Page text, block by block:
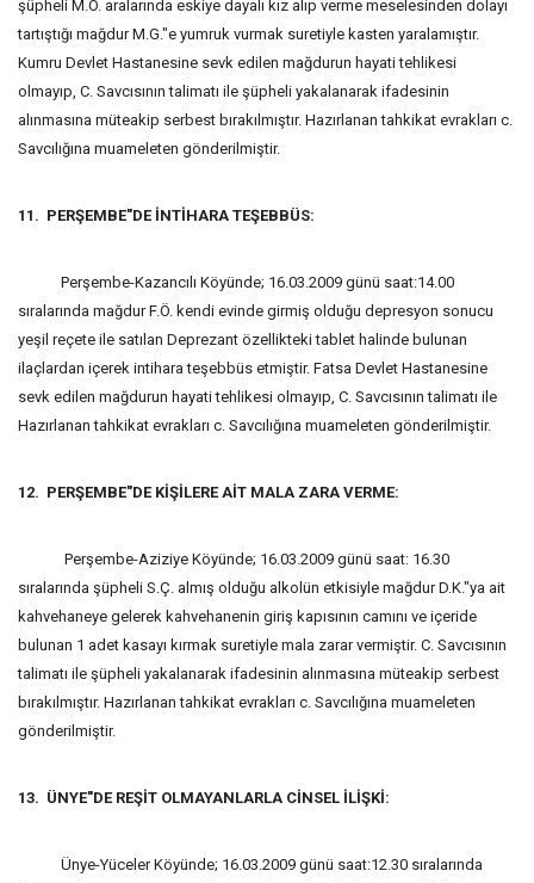
şüpheli M.Ö. aralarında eskiye dayalı kız alıp verme meselesinden dolayı
tartıştığı mağdur M.G."e yumruk vurmak suretiyle kasten yaralamıştır.
Kumru Devlet Hastanesine sevk edilen mağdurun hayati tehlikesi
olmayıp, C. Savcısının talimatı ile şüpheli yakalanarak ifadesinin
alınmasına müteakip serbest bırakılmıştır. Hazırlanan tahkikat evrakları c.
Savcılığına muameleten gönderilmiştir.
11. PERŞEMBE"DE İNTİHARA TEŞEBBÜS:
Perşembe-Kazancılı Köyünde; 16.03.2009 günü saat:14.00
sıralarında mağdur F.Ö. kendi evinde girmiş olduğu depresyon sonucu
yeşil reçete ile satılan Deprezant özellikteki tablet halinde bulunan
ilaçlardan içerek intihara teşebbüs etmiştir. Fatsa Devlet Hastanesine
sevk edilen mağdurun hayati tehlikesi olmayıp, C. Savcısının talimatı ile
Hazırlanan tahkikat evrakları c. Savcılığına muameleten gönderilmiştir.
12. PERŞEMBE"DE KİŞİLERE AİT MALA ZARA VERME:
Perşembe-Aziziye Köyünde; 16.03.2009 günü saat: 16.30
sıralarında şüpheli S.Ç. almış olduğu alkolün etkisiyle mağdur D.K."ya ait
kahvehaneye gelerek kahvehanenin giriş kapısının camını ve içeride
bulunan 1 adet kasayı kırmak suretiyle mala zarar vermiştir. C. Savcısının
talimatı ile şüpheli yakalanarak ifadesinin alınmasına müteakip serbest
bırakılmıştır. Hazırlanan tahkikat evrakları c. Savcılığına muameleten
gönderilmiştir.
13. ÜNYE"DE REŞİT OLMAYANLARLA CİNSEL İLİŞKİ:
Ünye-Yüceler Köyünde; 16.03.2009 günü saat:12.30 sıralarında